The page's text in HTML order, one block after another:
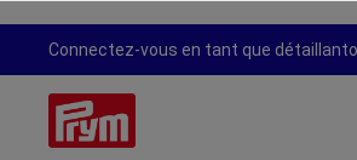
Passer à la navigation
Connectez-vous en tant que détaillant